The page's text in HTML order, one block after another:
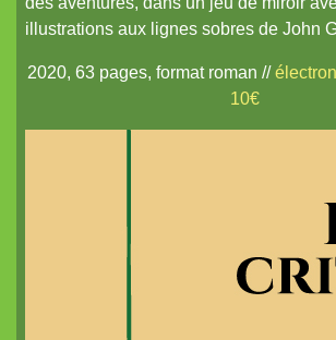
illustrations aux lignes sobres de John
2020, 63 pages, format roman //
10€